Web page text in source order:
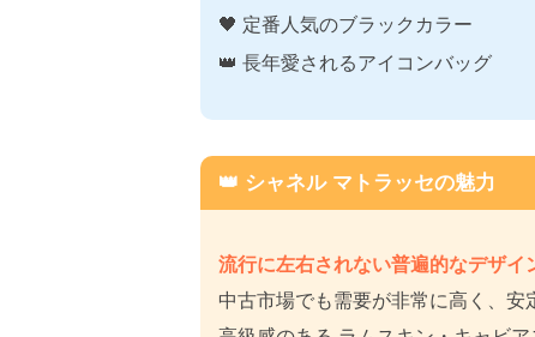
🖤 定番人気のブラックカラー
👑 長年愛されるアイコンバッグ
👑 シャネル マトラッセの魅力
流行に左右されない普遍的なデザイ
中古市場でも需要が非常に高く、安